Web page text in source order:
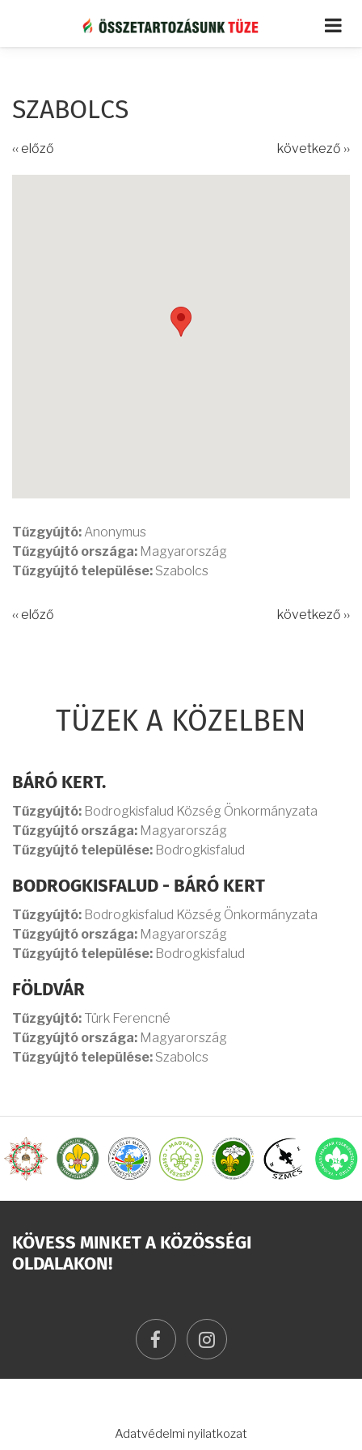
tartalomra
SZABOLCS
‹‹ előző következő ››
Tűzgyújtó: Anonymus
Tűzgyújtó országa: Magyarország
Tűzgyújtó települése: Szabolcs
‹‹ előző következő ››
TÜZEK A KÖZELBEN
BÁRÓ KERT.
Tűzgyújtó: Bodrogkisfalud Község Önkormányzata
Tűzgyújtó országa: Magyarország
Tűzgyújtó települése: Bodrogkisfalud
BODROGKISFALUD - BÁRÓ KERT
Tűzgyújtó: Bodrogkisfalud Község Önkormányzata
Tűzgyújtó országa: Magyarország
Tűzgyújtó települése: Bodrogkisfalud
FÖLDVÁR
Tűzgyújtó: Türk Ferencné
Tűzgyújtó országa: Magyarország
Tűzgyújtó települése: Szabolcs
KÖVESS MINKET A KÖZÖSSÉGI
OLDALAKON!
facebookinstagram
Adatvédelmi nyilatkozat